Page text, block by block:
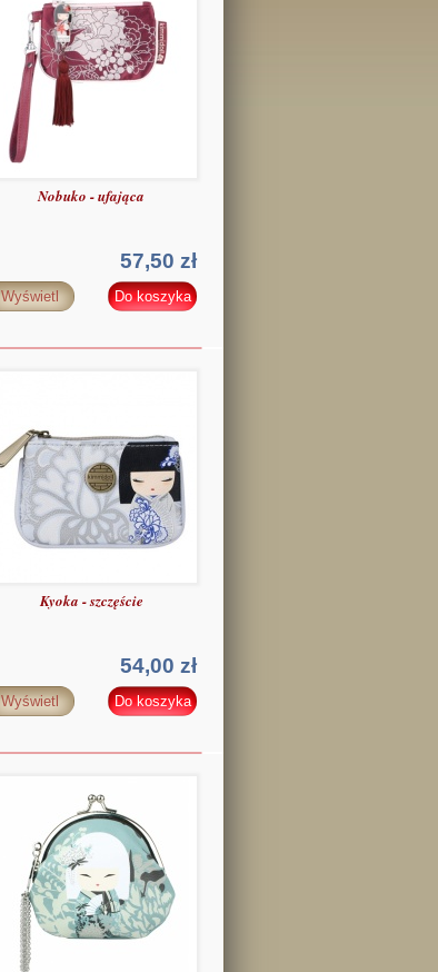
Nobuko - ufająca
57,50 zł
Wyświetl Do koszyka
Kyoka - szczęście
54,00 zł
Wyświetl Do koszyka